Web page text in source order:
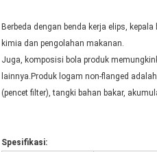
Berbeda dengan benda kerja elips,
kimia dan pengolahan makanan.
Juga, komposisi bola produk
lainnya.Produk logam non-flanged
(pencet filter), tangki bahan bakar,
Spesifikasi: